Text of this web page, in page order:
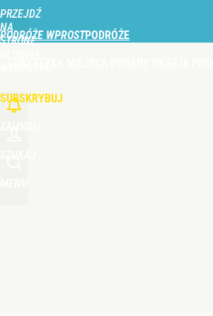
PRZEJDŹ
NA
STRONĘ
PODRÓŻE WPROST
SUBSKRYBUJ